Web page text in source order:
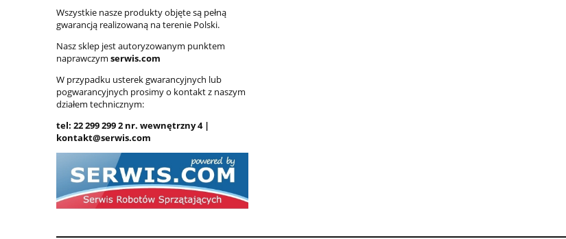
Wszystkie nasze produkty objęte są pełną
gwarancją realizowaną na terenie Polski.
Nasz sklep jest autoryzowanym punktem
naprawczym serwis.com
W przypadku usterek gwarancyjnych lub
pogwarancyjnych prosimy o kontakt z naszym
działem technicznym:
tel: 22 299 299 2 nr. wewnętrzny 4 |
kontakt@serwis.com